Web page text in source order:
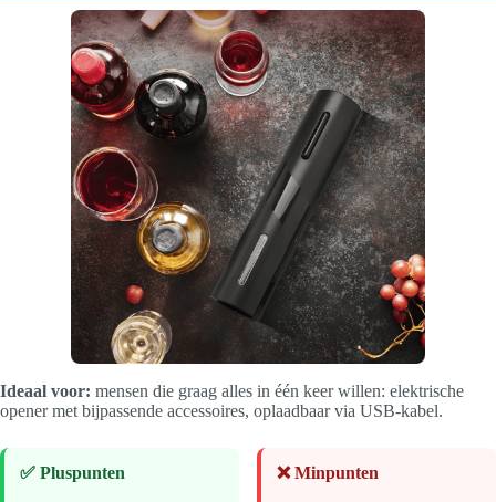
Ideaal voor: mensen die graag alles in één keer willen: elektrische
opener met bijpassende accessoires, oplaadbaar via USB-kabel.
✅ Pluspunten ❌ Minpunten